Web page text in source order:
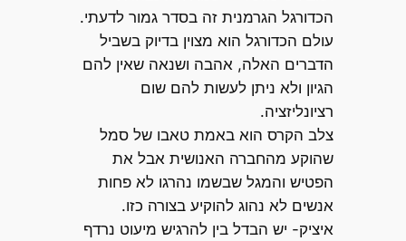
הכדורגל הגרמנית זה בסדר גמור לדעתי.
עולם הכדורגל הוא מצוין בדיוק בשביל
הדברים האלה, אהבה ושנאה שאין להם
הגיון ולא ניתן לעשות להם שום
רציונליזציה.
צלב הקרס הוא באמת טאבו של סמל
שהוקע מהחברה האנושית אבל את
הפטיש והמגל שבשמו נהרגו לא פחות
אנשים לא נהוג להוקיע בצורה כזו.
איציק- יש הבדל בין להרגיש מיעוט נרדף